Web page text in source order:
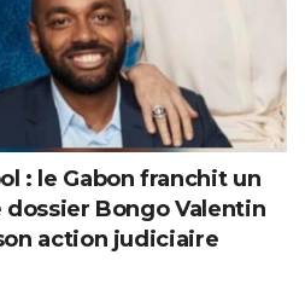
: le Gabon franchit un
Bongo Valentin
action judiciaire